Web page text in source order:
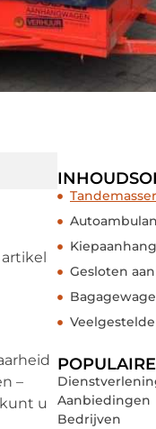
–
u
Tandemasser
Gesloten
Aanbiedingen
Bedrijven